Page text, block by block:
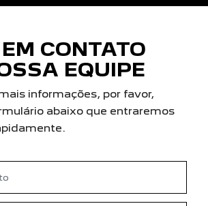
CONTATO
EQUIPE
informações, por favor,
abaixo que entraremos